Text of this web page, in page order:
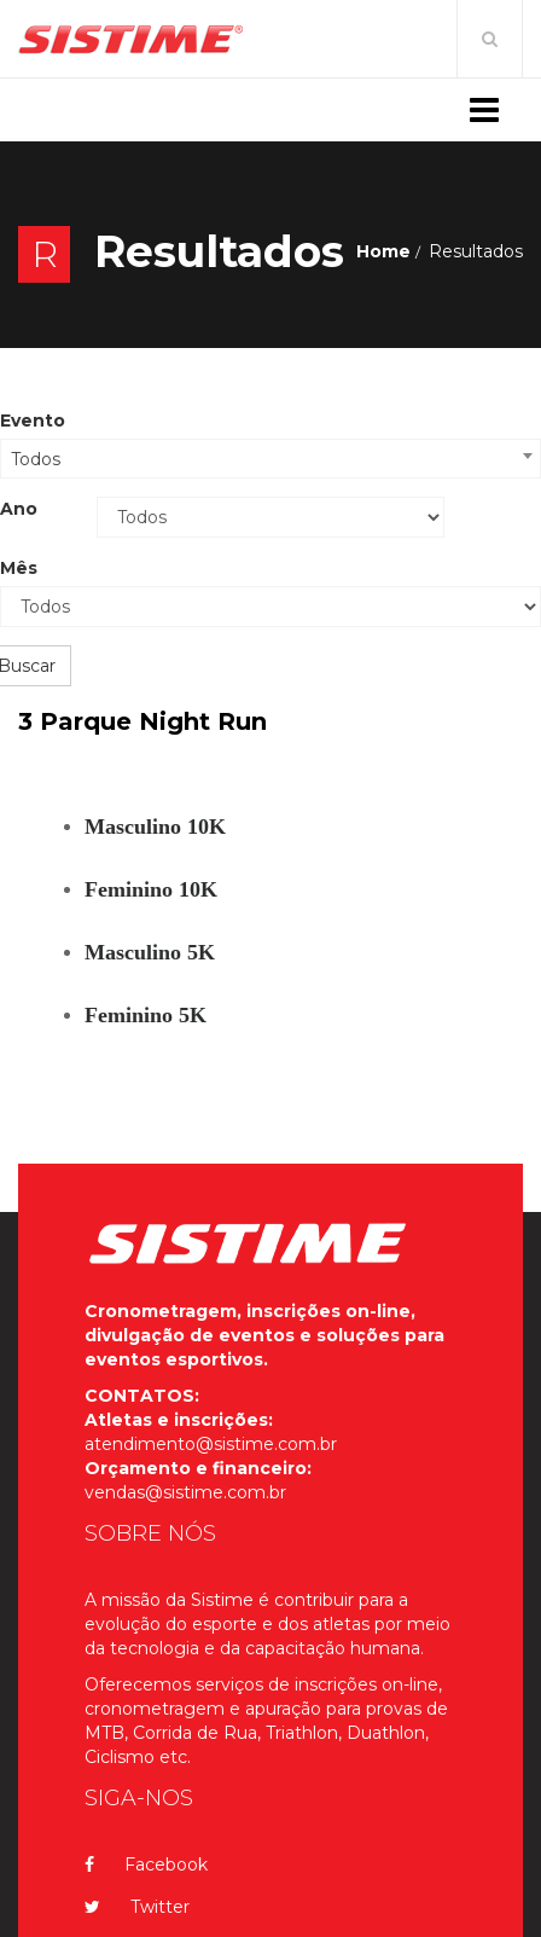
R Resultados Home Resultados
Evento
Todos
Ano
Mês
3 Parque Night Run
Masculino 10K
Feminino 10K
Masculino 5K
Feminino 5K
Cronometragem, inscrições on-line,
divulgação de eventos e soluções para
eventos esportivos.
CONTATOS:
Atletas e inscrições:
atendimento@sistime.com.br
Orçamento e financeiro:
vendas@sistime.com.br
SOBRE NÓS
A missão da Sistime é contribuir para a
evolução do esporte e dos atletas por meio
da tecnologia e da capacitação humana.
Oferecemos serviços de inscrições on-line,
cronometragem e apuração para provas de
MTB, Corrida de Rua, Triathlon, Duathlon,
Ciclismo etc.
SIGA-NOS
Facebook
Twitter